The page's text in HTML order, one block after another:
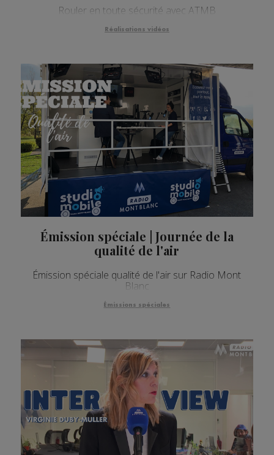
Rouler en toute sécurité avec ATMB
Réalisations vidéos
Émission spéciale | Journée de la
qualité de l'air
Émission spéciale qualité de l'air sur Radio Mont
Blanc
Émissions spéciales